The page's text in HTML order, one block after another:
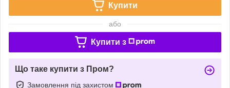
Купити
або
Купити з
Що таке купити з Пром?
Замовлення під захистом